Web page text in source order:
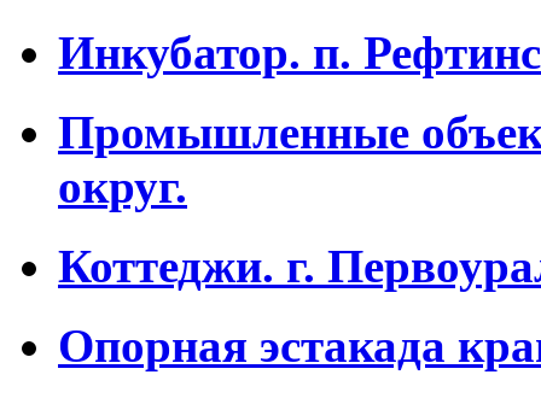
Инкубатор. п.
Промышленные
округ.
Коттеджи. г.
Опорная эстакада